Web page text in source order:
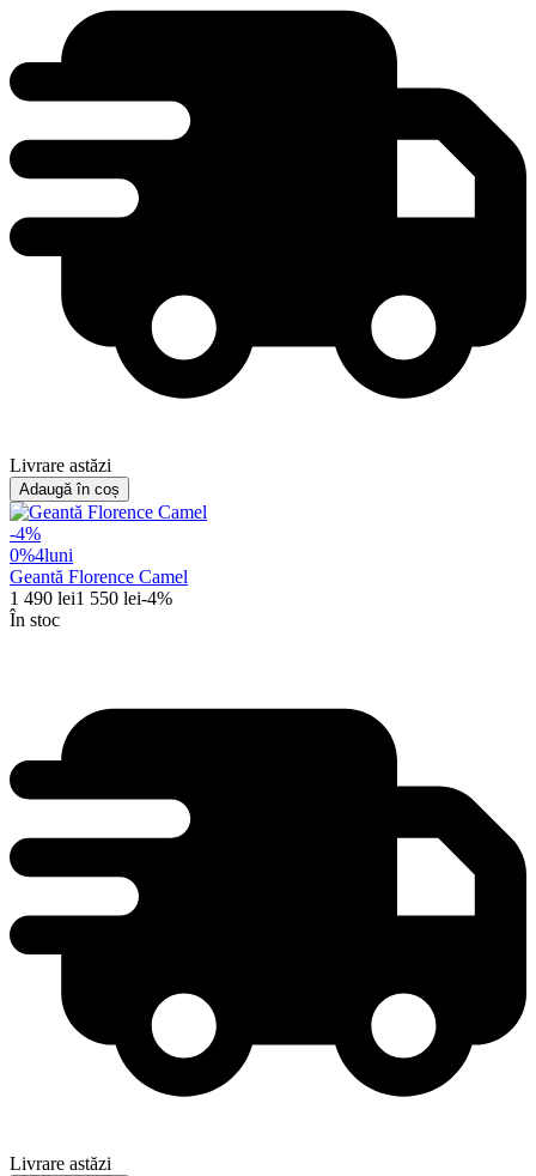
Livrare astăzi
Adaugă în coș
-4%
0%4luni
Geantă Florence Camel
1 490 lei1 550 lei-4%
În stoc
Livrare astăzi